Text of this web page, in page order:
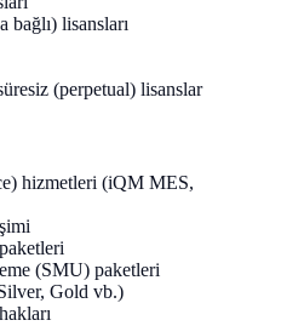
bağlı) lisansları
(perpetual) lisanslar
hizmetleri (iQM MES,
(SMU) paketleri
Gold vb.)